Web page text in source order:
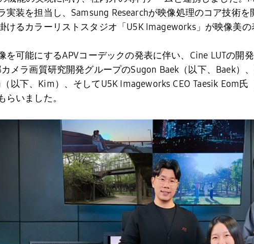
装を担当し、 Samsung Researchが映像処理のコア技術
けるカラーリストスタジオ「 U5K Imageworks」が映像美の
を可能にするAPVコーデックの発表に伴い、 Cine LUTの開
メラ画質研究開発グループのSugon Baek （以下、Baek）、
（以下、 Kim ）、そしてU5K Imageworks CEO Taesik Eom氏
いました。